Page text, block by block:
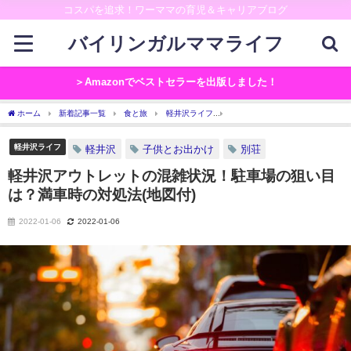
コスパを追求！ワーママの育児＆キャリアブログ
バイリンガルママライフ
＞Amazonでベストセラーを出版しました！
ホーム 新着記事一覧 食と旅 軽井沢ライフ
軽井沢ライフ 軽井沢 子供とお出かけ 別荘
軽井沢アウトレットの混雑状況！駐車場の狙い目
は？満車時の対処法(地図付)
2022-01-06 2022-01-06